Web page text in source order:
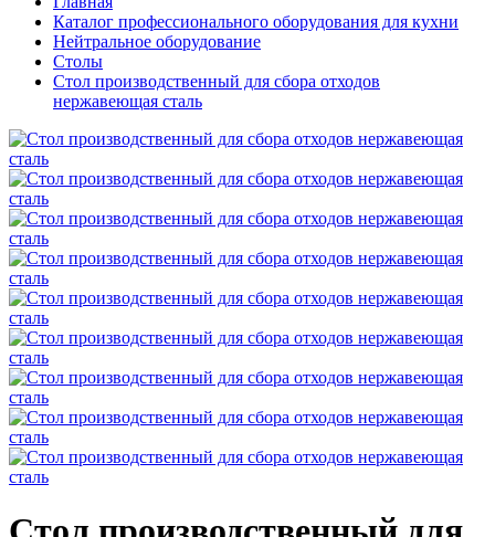
Каталог профессионального оборудования для кухни
Нейтральное оборудование
Столы
Стол производственный для сбора отходов
нержавеющая сталь